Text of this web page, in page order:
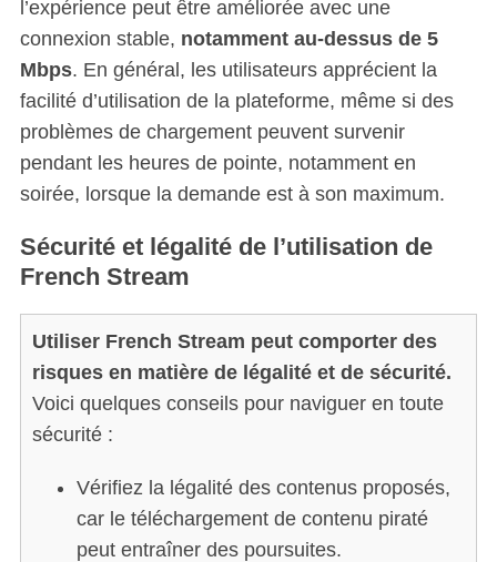
l’expérience peut être améliorée avec une
connexion stable, notamment au-dessus de 5
Mbps. En général, les utilisateurs apprécient la
facilité d’utilisation de la plateforme, même si des
problèmes de chargement peuvent survenir
pendant les heures de pointe, notamment en
soirée, lorsque la demande est à son maximum.
Sécurité et légalité de l’utilisation de
French Stream
Utiliser French Stream peut comporter des
risques en matière de légalité et de sécurité.
Voici quelques conseils pour naviguer en toute
sécurité :
Vérifiez la légalité des contenus proposés,
car le téléchargement de contenu piraté
peut entraîner des poursuites.